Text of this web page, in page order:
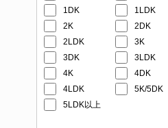
1DK
1LDK
2K
2DK
2LDK
3K
3DK
3LDK
4K
4DK
4LDK
5K/5DK
5LDK以上